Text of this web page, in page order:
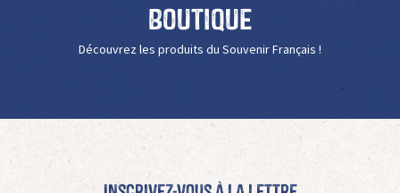
Boutique
Découvrez les produits du Souvenir Français !